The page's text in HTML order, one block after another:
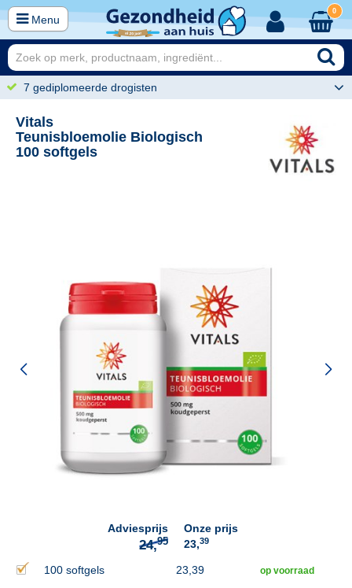
Menu
0
7 gediplomeerde drogisten
Vitals
Teunisbloemolie Biologisch
100 softgels
Adviesprijs
24,95
Onze prijs
23,39
100 softgels 23,39 op voorraad